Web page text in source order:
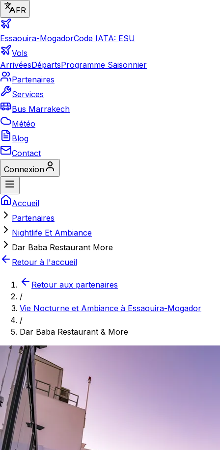
FR
Essaouira-MogadorCode IATA: ESU
Vols
ArrivéesDépartsProgramme Saisonnier
Partenaires
Services
Bus Marrakech
Météo
Blog
Contact
Connexion
Accueil
Partenaires
Nightlife Et Ambiance
Dar Baba Restaurant More
Retour à l'accueil
Retour aux partenaires
/
Vie Nocturne et Ambiance à Essaouira-Mogador
/
Dar Baba Restaurant & More